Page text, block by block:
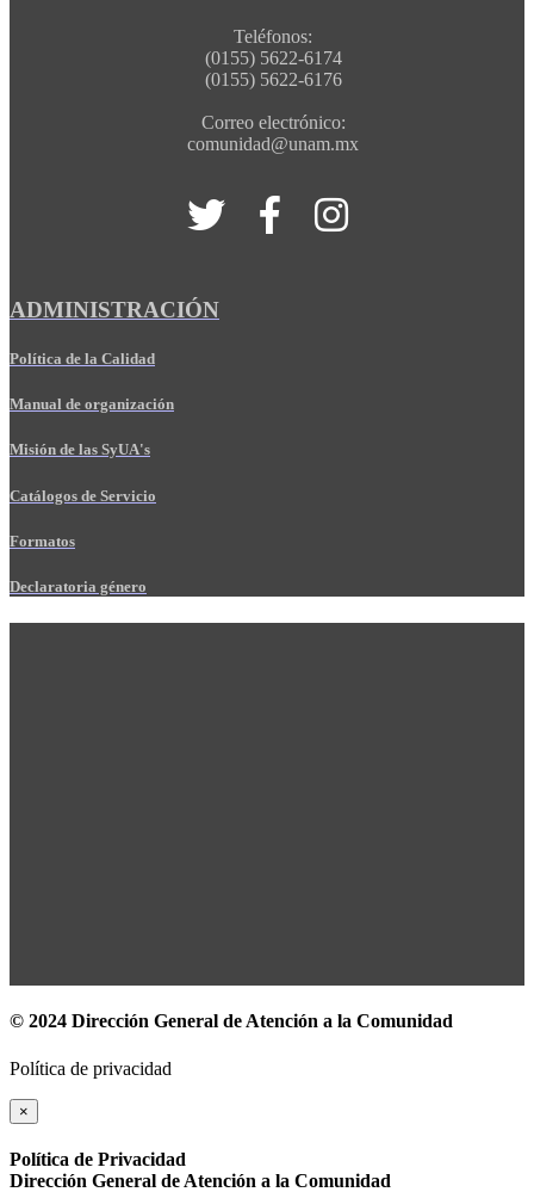
Teléfonos:
(0155) 5622-6174
(0155) 5622-6176
Correo electrónico:
comunidad@unam.mx
ADMINISTRACIÓN
Política de la Calidad
Manual de organización
Misión de las SyUA's
Catálogos de Servicio
Formatos
Declaratoria género
© 2024 Dirección General de Atención a la Comunidad
Política de privacidad
×
Política de Privacidad
Dirección General de Atención a la Comunidad